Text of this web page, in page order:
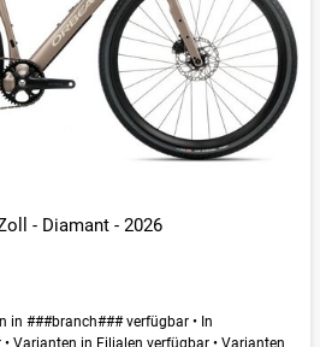
- Diamant - 2026
in ###branch### verfügbar • In
• Varianten in Filialen verfügbar • Varianten